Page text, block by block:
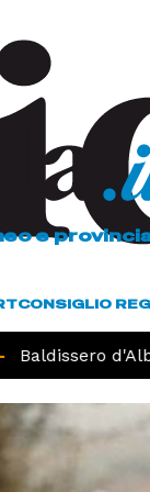
e
CONSIGLIO